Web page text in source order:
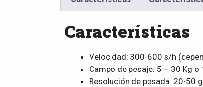
Características
Velocidad: 300-600 s/h
Campo de pesaje: 5 – 30 Kg o
Resolución de pesada: 20-50